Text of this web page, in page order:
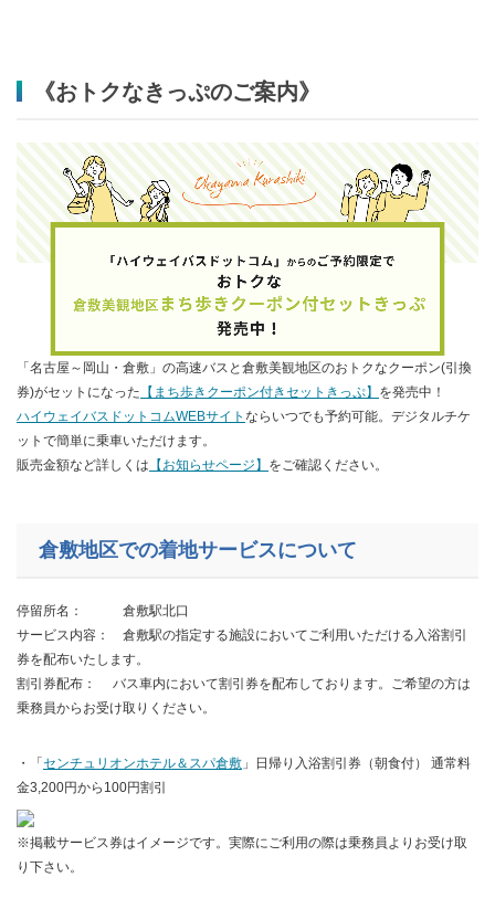
《おトクなきっぷのご案内》​
「名古屋～岡山・倉敷」の高速バスと倉敷美観地区のおトクなクーポン(引換
券)がセットになった 【まち歩きクーポン付きセットきっぷ】 を発売中！
ハイウェイバスドットコムWEBサイト ならいつでも予約可能。デジタルチケ
ットで簡単に乗車いただけます。
販売金額など詳しくは 【お知らせページ】 をご確認ください。
倉敷地区での着地サービスについて
停留所名： 倉敷駅北口
サービス内容： 倉敷駅の指定する施設においてご利用いただける入浴割引
券を配布いたします。
割引券配布： バス車内において割引券を配布しております。ご希望の方は
乗務員からお受け取りください。
・「センチュリオンホテル＆スパ倉敷 」日帰り入浴割引券（朝食付） 通常料
金3,200円から100円割引
※掲載サービス券はイメージです。実際にご利用の際は乗務員よりお受け取
り下さい。